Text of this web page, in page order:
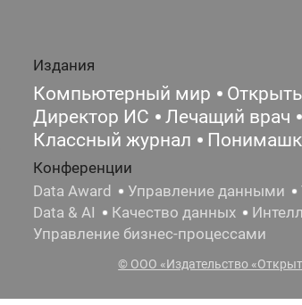
Издания
Компьютерный мир
Директор ИС
Лечащий врач
Классный журнал
Конференции
Data Award
Управление данными
Data & AI
Качество данных
Управление бизнес-процессами
© ООО «Издательство